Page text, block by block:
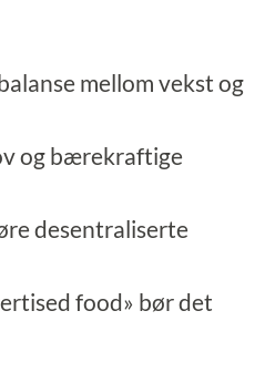
mellom vekst og
og bærekraftige
desentraliserte
food» bør det